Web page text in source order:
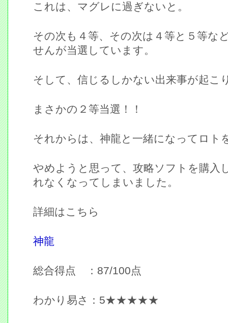
これは、マグレに過ぎないと。
その次も４等、その次は４等と５等な
せんが当選しています。
そして、信じるしかない出来事が起こ
まさかの２等当選！！
それからは、神龍と一緒になってロト
やめようと思って、攻略ソフトを購入
れなくなってしまいました。
詳細はこちら
神龍
総合得点 ：87/100点
わかり易さ：5★★★★★